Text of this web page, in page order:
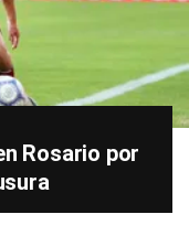
Rosario por